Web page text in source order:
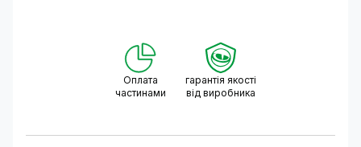
Оплата
частинами
гарантія якості
від виробника